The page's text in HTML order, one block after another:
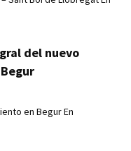
del nuevo
en Begur En